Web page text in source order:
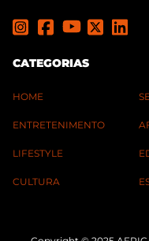
CATEGORIAS
HOME
ENTRETENIMENTO
LIFESTYLE
CULTURA